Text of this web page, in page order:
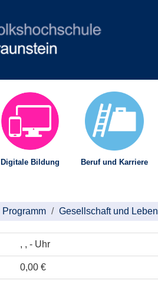
Digitale Bildung Beruf und Karriere
Programm Gesellschaft und Leben
, , - Uhr
0,00 €